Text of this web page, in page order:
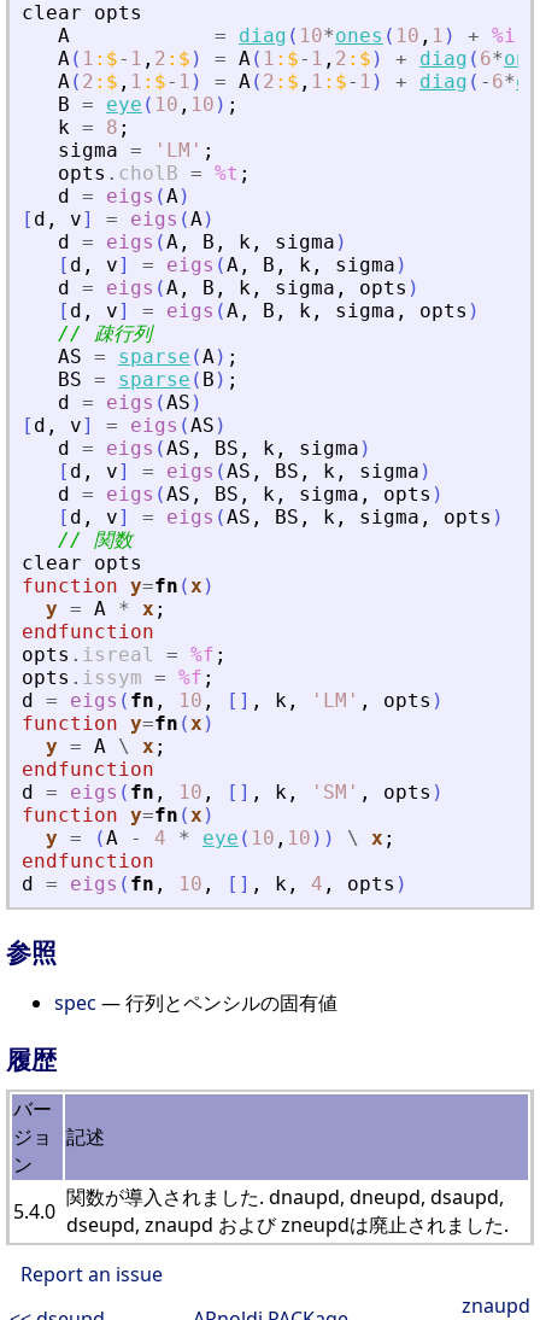
clear
opts
A
= diag ( 10*ones ( 10 , 1 ) + %i
A( 1 : $- 1 , 2 : $ ) = A( 1 : $- 1 , 2 : $ ) + diag ( 6*
A( 2 : $ , 1 : $- 1 ) = A( 2 : $ , 1 : $- 1 ) + diag ( - 6*
B = eye ( 10 , 10 ) ;
k = 8 ;
sigma = ' LM ' ;
opts . cholB = %t ;
d
= eigs (A)
[ d , v] = eigs (A)
d
= eigs (A , B , k , sigma )
[ d , v] = eigs (A , B , k , sigma )
d
= eigs (A , B , k , sigma , opts )
[ d , v] = eigs (A , B , k , sigma , opts )
// 疎行列
AS = sparse (A) ;
BS = sparse ( B ) ;
d
= eigs (AS )
[ d , v] = eigs (AS )
d
= eigs (AS , BS , k , sigma )
[ d , v] = eigs (AS , BS , k , sigma )
d
= eigs (AS , BS , k , sigma , opts )
[ d , v] = eigs (AS , BS , k , sigma , opts )
// 関数
clear
opts
function y=fn (x )
y = A * x ;
endfunction
opts . isreal = %f ;
opts . issym = %f ;
d
= eigs ( fn , 10 , [ ] , k , ' LM ' , opts )
function y=fn (x )
y = A \ x ;
endfunction
d
= eigs ( fn , 10 , [ ] , k , ' SM ' , opts )
function y=fn (x )
y = (A - 4 * eye ( 10 , 10 ) ) \ x ;
endfunction
d
= eigs ( fn , 10 , [ ] , k , 4 , opts )
参照
spec — 行列とペンシルの固有値
履歴
バー
ジョ
ン
記述
5.4.0
関数が導入されました. dnaupd, dneupd, dsaupd,
dseupd, znaupd および zneupdは廃止されました.
Report an issue
znaupd